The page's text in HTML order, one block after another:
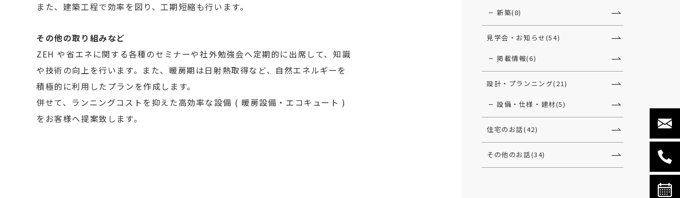
また、建築工程で効率を図り、工期短縮も行います。
その他の取り組みなど
ZEH や省エネに関する各種のセミナーや社外勉強会へ定期的に出席して、知識
や技術の向上を行います。また、暖房期は日射熱取得など、自然エネルギーを
積極的に利用したプランを作成します。
併せて、ランニングコストを抑えた高効率な設備 ( 暖房設備・エコキュート )
をお客様へ提案致します。
新築(8)
見学会・お知らせ(54)
掲載情報(6)
設計・プランニング(21)
設備・仕様・建材(5)
住宅のお話(42)
その他のお話(34)